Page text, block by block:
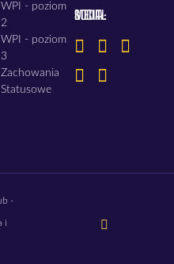
WPI - poziom
2
WPI - poziom
3
Zachowania
Statusowe
SOCIAL MEDIA:
-
i